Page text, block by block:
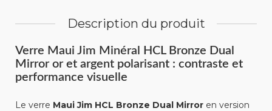
Description du produit
Verre Maui Jim Minéral HCL Bronze Dual
Mirror or et argent polarisant : contraste et
performance visuelle
Le verre Maui Jim HCL Bronze Dual Mirror en version